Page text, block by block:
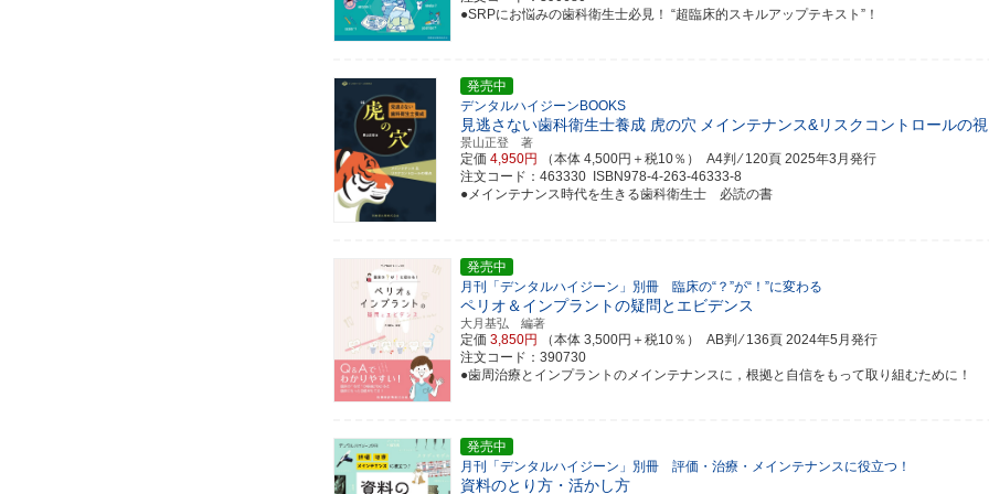
●SRPにお悩みの歯科衛生士必見！ “超臨床的スキルアップテキスト”！
発売中
デンタルハイジーンBOOKS
見逃さない歯科衛生士養成 虎の穴 メインテナンス&リスクコントロールの
景山正登 著
定価 4,950円 （本体 4,500円＋税10％） A4判 ⁄ 120頁 2025年3月発行
注文コード：463330 ISBN978-4-263-46333-8
●メインテナンス時代を生きる歯科衛生士 必読の書
発売中
月刊「デンタルハイジーン」別冊 臨床の“？”が“！”に変わる
ペリオ＆インプラントの疑問とエビデンス
大月基弘 編著
定価 3,850円 （本体 3,500円＋税10％） AB判 ⁄ 136頁 2024年5月発行
注文コード：390730
●歯周治療とインプラントのメインテナンスに，根拠と自信をもって取り組むために！
発売中
月刊「デンタルハイジーン」別冊 評価・治療・メインテナンスに役立つ！
資料のとり方・活かし方